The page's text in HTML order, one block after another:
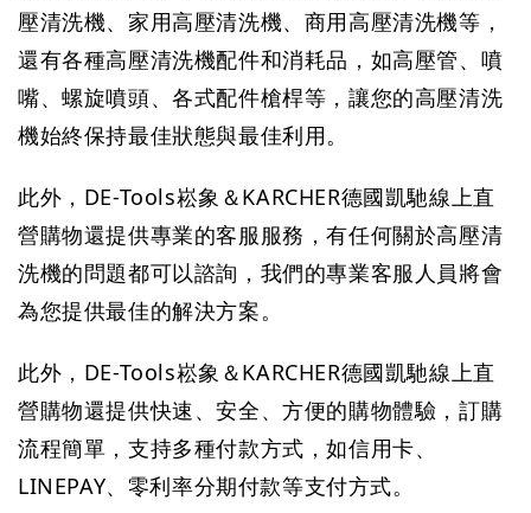
壓清洗機、家用高壓清洗機、商用高壓清洗機等，
還有各種高壓清洗機配件和消耗品，如高壓管、噴
嘴、螺旋噴頭、各式配件槍桿等，讓您的高壓清洗
機始終保持最佳狀態與最佳利用。
此外， DE-Tools崧象＆KARCHER德國凱馳線上直
營購物還提供專業的客服服務，有任何關於高壓清
洗機的問題都可以諮詢，我們的專業客服人員將會
為您提供最佳的解決方案。
此外， DE-Tools崧象＆KARCHER德國凱馳線上直
營購物還提供快速、安全、方便的購物體驗，訂購
流程簡單，支持多種付款方式，如信用卡、
LINEPAY、零利率分期付款等支付方式。